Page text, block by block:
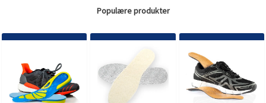
Populære produkter